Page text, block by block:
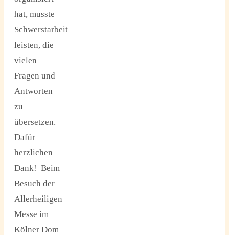
hat, musste
Schwerstarbeit
leisten, die
vielen
Fragen und
Antworten
zu
übersetzen.
Dafür
herzlichen
Dank! Beim
Besuch der
Allerheiligen
Messe im
Kölner Dom